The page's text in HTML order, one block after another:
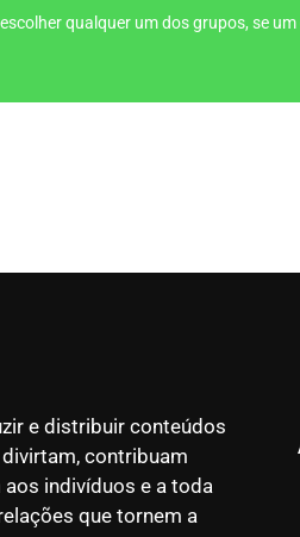
qualquer um dos grupos, se
e distribuir conteúdos
contribuam
indivíduos e a toda
que tornem a